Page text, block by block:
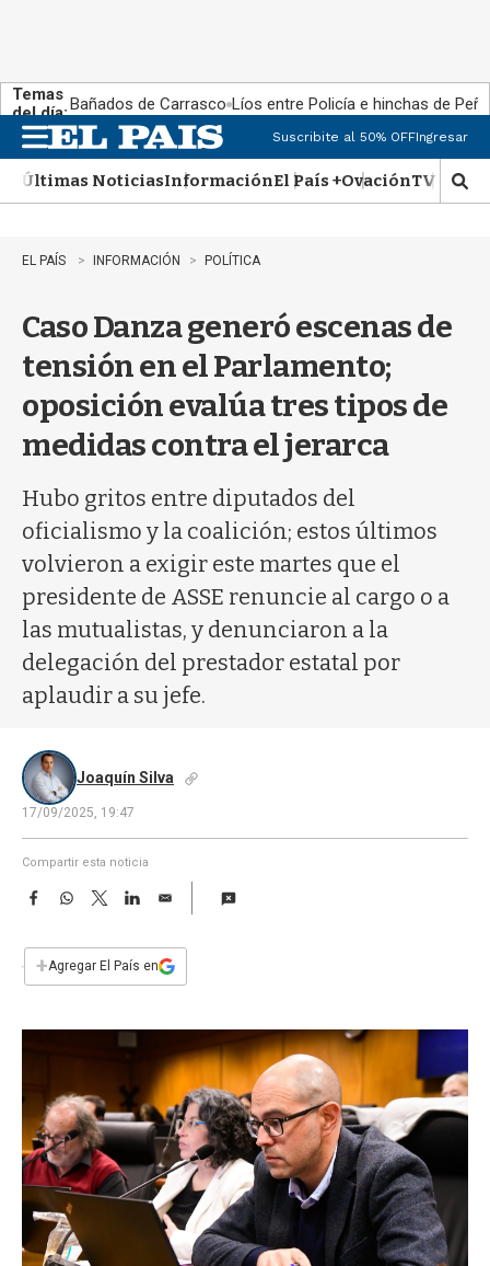
Temas
del día:Bañados de Carrasco Líos entre Policía e hinchas de
n
u
Suscribite al 50% OFFIngresar
Últimas NoticiasInformaciónEl País +OvaciónTV Show
M
o
EL PAÍS INFORMACIÓN POLÍTICA
Caso Danza generó escenas de
tensión en el Parlamento;
oposición evalúa tres tipos de
medidas contra el jerarca
Hubo gritos entre diputados del
oficialismo y la coalición; estos últimos
volvieron a exigir este martes que el
presidente de ASSE renuncie al cargo o a
las mutualistas, y denunciaron a la
delegación del prestador estatal por
aplaudir a su jefe.
Joaquín Silva
17/09/2025, 19:47
Compartir esta noticia
F
e
b
W
s
T
w
t
L
n
E
i
l
+Agregar El País en